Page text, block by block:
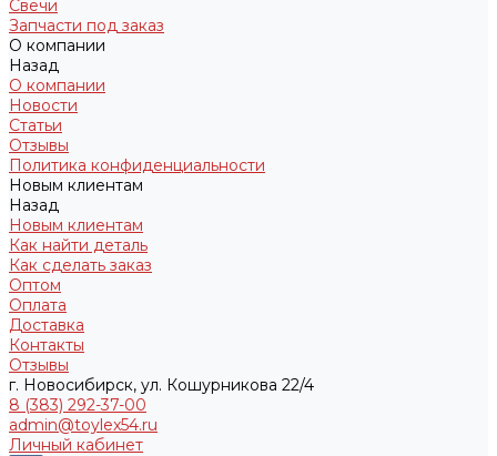
Свечи
Запчасти под заказ
О компании
Назад
О компании
Новости
Статьи
Отзывы
Политика конфиденциальности
Новым клиентам
Назад
Новым клиентам
Как найти деталь
Как сделать заказ
Оптом
Оплата
Доставка
Контакты
Отзывы
г. Новосибирск, ул. Кошурникова 22/4
8 (383) 292-37-00
admin@toylex54.ru
Личный кабинет